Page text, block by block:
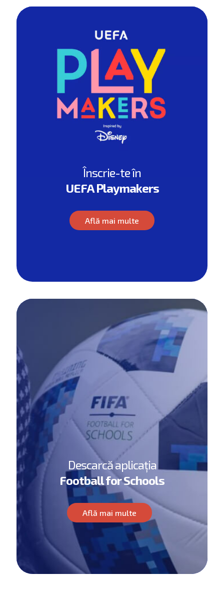
Înscrie-te în
UEFA Playmakers
Află mai multe
Descarcă aplicația
Football for Schools
Află mai multe